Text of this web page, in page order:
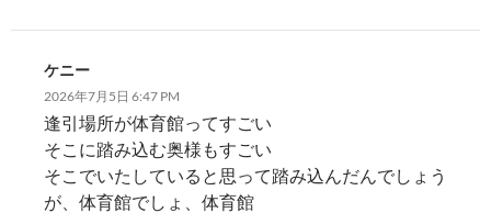
ケニー
2026年7月5日 6:47 PM
逢引場所が体育館ってすごい
そこに踏み込む奥様もすごい
そこでいたしていると思って踏み込んだんでしょう
が、体育館でしょ、体育館